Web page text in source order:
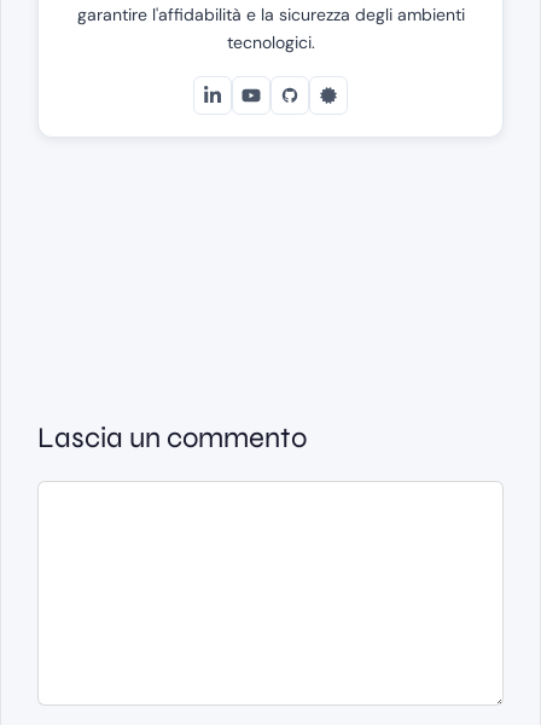
garantire l'affidabilità e la sicurezza degli ambienti
tecnologici.
Lascia un commento
Commento